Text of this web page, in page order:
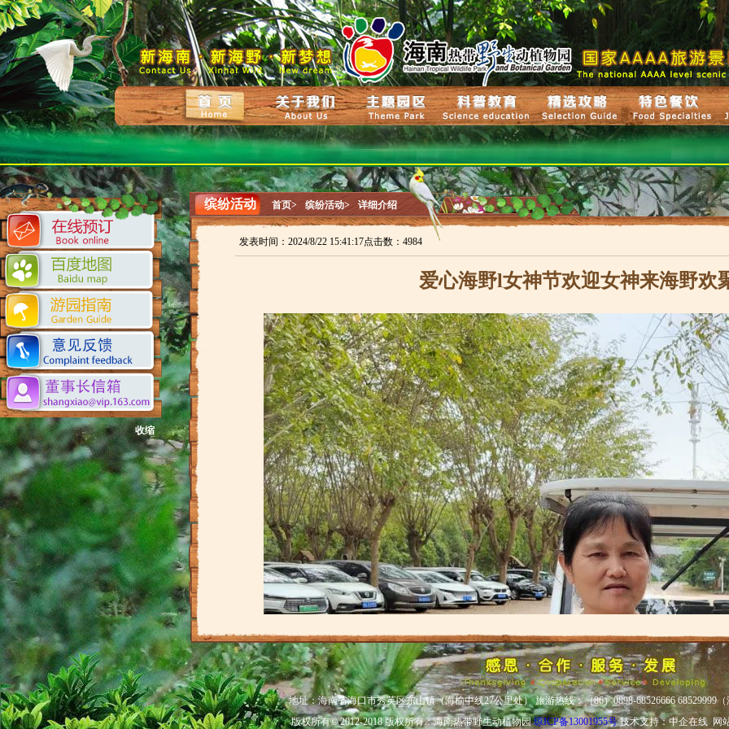
收缩
缤纷活动 首页> 缤纷活动> 详细介绍
发表时间：2024/8/22 15:41:17点击数：4984
爱心海野l女神节欢迎女神来海野欢
地址：海南省海口市秀英区东山镇（海榆中线27公里处） 旅游热线：（86）0898-68526666 68529999
版权所有© 2012-2018 版权所有：海南热带野生动植物园琼ICP备13001955号技术支持：中企在线 网